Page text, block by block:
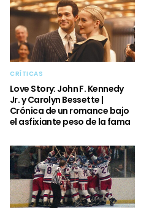
CRÍTICAS
Love Story: John F. Kennedy
Jr. y Carolyn Bessette |
Crónica de un romance bajo
el asfixiante peso de la fama